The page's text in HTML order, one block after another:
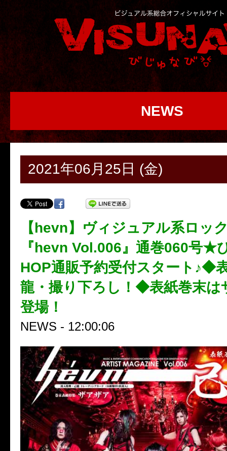
NEWS
2021年06月25日 (金)
【hevn】ヴィジュアル系ロッ
『hevn Vol.006』通巻060号★
HOP通販予約受付スタート♪◆
龍・撮り下ろし！◆表紙巻末は
登場！
NEWS - 12:00:06